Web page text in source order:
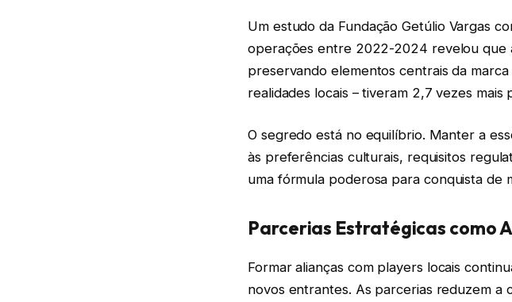
Um estudo da Fundação Getúlio Vargas
operações entre 2022-2024 revelou que
preservando elementos centrais da
realidades locais – tiveram 2,7 vezes mais
O segredo está no equilíbrio. Manter a
às preferências culturais, requisitos
uma fórmula poderosa para conquista de
Parcerias Estratégicas como
Formar alianças com players locais
novos entrantes. As parcerias reduzem a